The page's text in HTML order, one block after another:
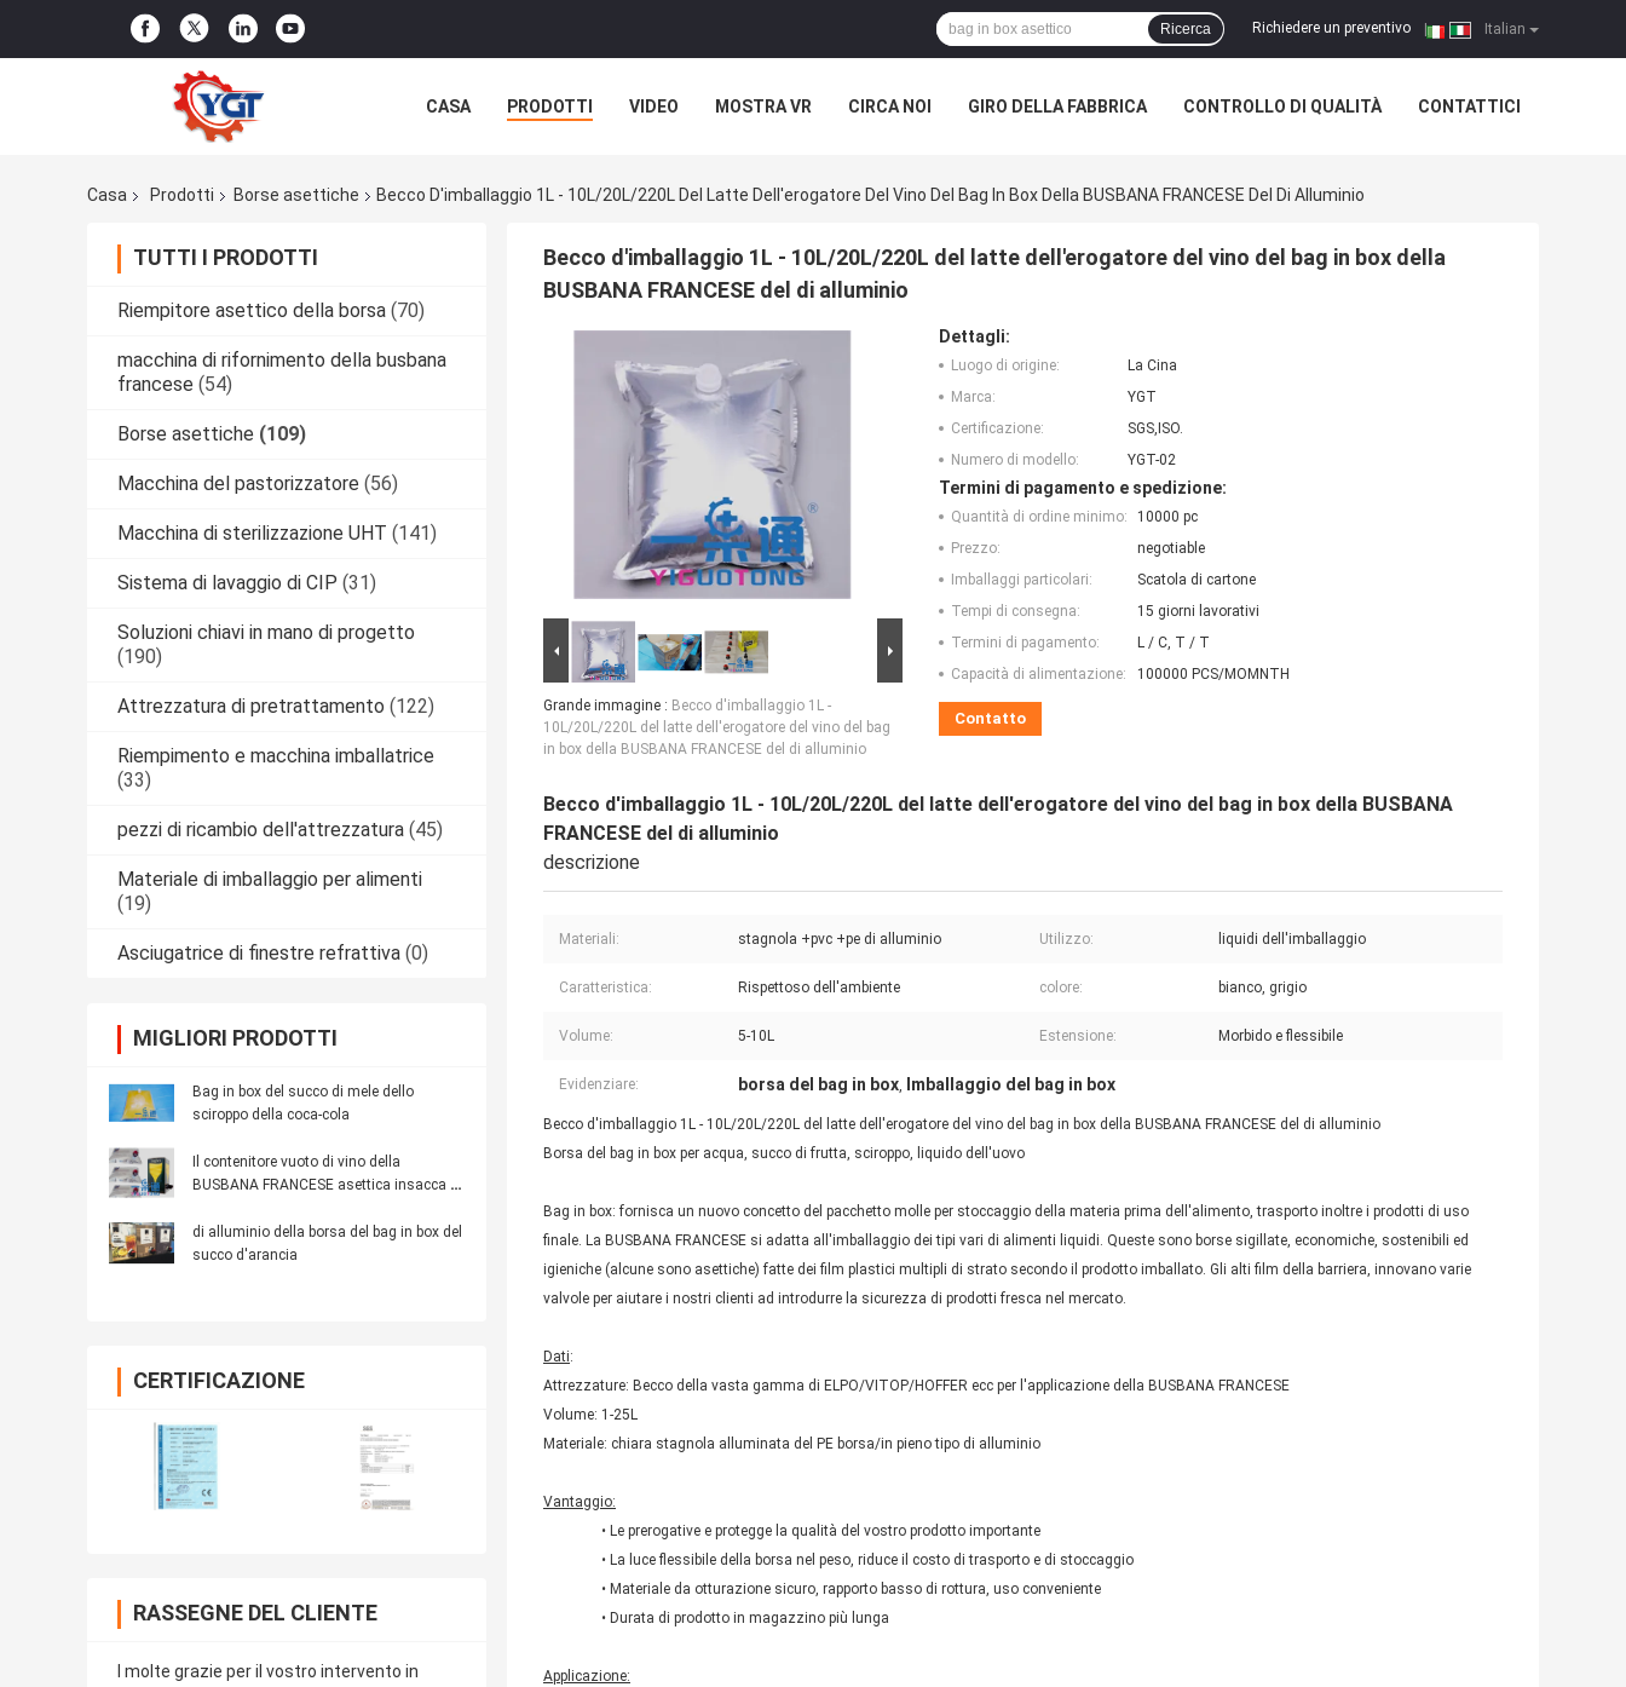
Italian
Richiedere un preventivo |
Ricerca
CASA PRODOTTI VIDEO MOSTRA VR CIRCA NOI GIRO DELLA FABBRICA CONTROLLO DI QUALITÀ CONTATTICI
Casa
Prodotti Borse asettiche Becco D'imballaggio 1L - 10L/20L/220L Del Latte Dell'erogatore Del Vino Del Bag In Box Della BUSBANA FRANCESE Del Di Alluminio
TUTTI I PRODOTTI
Riempitore asettico della borsa (70)
macchina di rifornimento della busbana
francese (54)
Borse asettiche (109)
Macchina del pastorizzatore (56)
Macchina di sterilizzazione UHT (141)
Sistema di lavaggio di CIP (31)
Soluzioni chiavi in mano di progetto
(190)
Attrezzatura di pretrattamento (122)
Riempimento e macchina imballatrice
(33)
pezzi di ricambio dell'attrezzatura (45)
Materiale di imballaggio per alimenti
(19)
Asciugatrice di finestre refrattiva (0)
MIGLIORI PRODOTTI
Bag in box del succo di mele dello
sciroppo della coca-cola
Il contenitore vuoto di vino della
BUSBANA FRANCESE asettica insacca in
del bag in box 1
di alluminio della borsa del bag in box del
succo d'arancia
CERTIFICAZIONE
RASSEGNE DEL CLIENTE
I molte grazie per il vostro intervento in
Becco d'imballaggio 1L - 10L/20L/220L del latte dell'erogatore del vino del bag in box della
BUSBANA FRANCESE del di alluminio
Grande immagine : Becco d'imballaggio 1L -
10L/20L/220L del latte dell'erogatore del vino del bag
in box della BUSBANA FRANCESE del di alluminio
Dettagli:
Luogo di origine:
La Cina
Marca:
YGT
Certificazione:
SGS,ISO.
Numero di modello:
YGT-02
Termini di pagamento e spedizione:
Quantità di ordine minimo:
10000 pc
Prezzo:
negotiable
Imballaggi particolari:
Scatola di cartone
Tempi di consegna:
15 giorni lavorativi
Termini di pagamento:
L / C, T / T
Capacità di alimentazione:
100000 PCS/MOMNTH
Contatto
Becco d'imballaggio 1L - 10L/20L/220L del latte dell'erogatore del vino del bag in box della BUSBANA
FRANCESE del di alluminio
descrizione
Materiali: stagnola +pvc +pe di alluminio Utilizzo: liquidi dell'imballaggio
Caratteristica: Rispettoso dell'ambiente colore: bianco, grigio
Volume: 5-10L Estensione: Morbido e flessibile
Evidenziare: borsa del bag in box, Imballaggio del bag in box
Becco d'imballaggio 1L - 10L/20L/220L del latte dell'erogatore del vino del bag in box della BUSBANA FRANCESE del di alluminio
Borsa del bag in box per acqua, succo di frutta, sciroppo, liquido dell'uovo
Bag in box: fornisca un nuovo concetto del pacchetto molle per stoccaggio della materia prima dell'alimento, trasporto inoltre i prodotti di uso
finale. La BUSBANA FRANCESE si adatta all'imballaggio dei tipi vari di alimenti liquidi. Queste sono borse sigillate, economiche, sostenibili ed
igieniche (alcune sono asettiche) fatte dei film plastici multipli di strato secondo il prodotto imballato. Gli alti film della barriera, innovano varie
valvole per aiutare i nostri clienti ad introdurre la sicurezza di prodotti fresca nel mercato.
Dati:
Attrezzature: Becco della vasta gamma di ELPO/VITOP/HOFFER ecc per l'applicazione della BUSBANA FRANCESE
Volume: 1-25L
Materiale: chiara stagnola alluminata del PE borsa/in pieno tipo di alluminio
Vantaggio:
• Le prerogative e protegge la qualità del vostro prodotto importante
• La luce flessibile della borsa nel peso, riduce il costo di trasporto e di stoccaggio
• Materiale da otturazione sicuro, rapporto basso di rottura, uso conveniente
• Durata di prodotto in magazzino più lunga
Applicazione: